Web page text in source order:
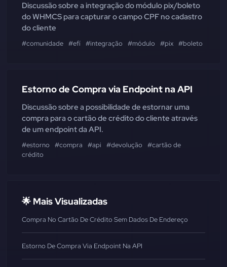
Discussão sobre a integração do módulo pix/boleto
do WHMCS para capturar o campo CPF no cadastro
do cliente
#comunidade #efí #integração #módulo #pix #boleto
Estorno de Compra via Endpoint na API
Discussão sobre a possibilidade de estornar uma
compra para o cartão de crédito do cliente através
de um endpoint da API.
#estorno #compra #api #devolução
#cartão de
crédito
🌟 Mais Visualizadas
Compra No Cartão De Crédito Sem Dados De Endereço
Estorno De Compra Via Endpoint Na API